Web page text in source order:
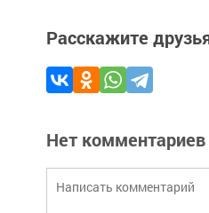
Расскажите
Нет комментариев